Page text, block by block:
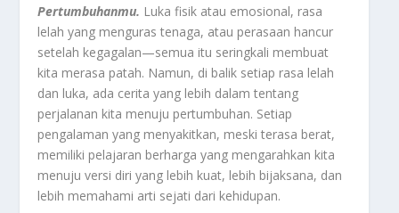
Pertumbuhanmu. Luka fisik atau emosional, rasa
lelah yang menguras tenaga, atau perasaan hancur
setelah kegagalan—semua itu seringkali membuat
kita merasa patah. Namun, di balik setiap rasa lelah
dan luka, ada cerita yang lebih dalam tentang
perjalanan kita menuju pertumbuhan. Setiap
pengalaman yang menyakitkan, meski terasa berat,
memiliki pelajaran berharga yang mengarahkan kita
menuju versi diri yang lebih kuat, lebih bijaksana, dan
lebih memahami arti sejati dari kehidupan.